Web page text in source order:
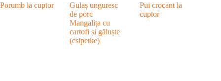
Porumb la cuptor
Gulaș unguresc
de porc
Mangalița cu
cartofi și găluște
(csipetke)
Pui crocant la
cuptor